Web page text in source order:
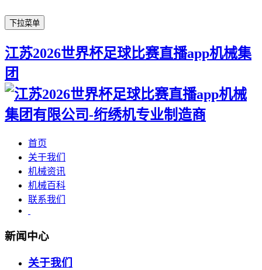
下拉菜单
江苏2026世界杯足球比赛直播app机械集
团
首页
关于我们
机械资讯
机械百科
联系我们
新闻中心
关于我们